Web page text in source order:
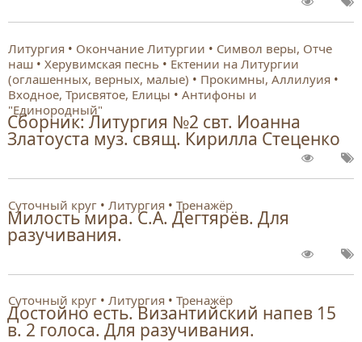
Литургия Окончание Литургии
Символ веры, Отче
наш
Херувимская песнь
Ектении на Литургии
(оглашенных, верных, малые)
Прокимны, Аллилуия
Входное, Трисвятое, Елицы
Антифоны и
"Единородный"
Сборник: Литургия №2 свт. Иоанна
Златоуста муз. свящ. Кирилла Стеценко
Суточный круг Литургия Тренажёр
Милость мира. С.А. Дегтярёв. Для
разучивания.
Суточный круг Литургия Тренажёр
Достойно есть. Византийский напев 15
в. 2 голоса. Для разучивания.